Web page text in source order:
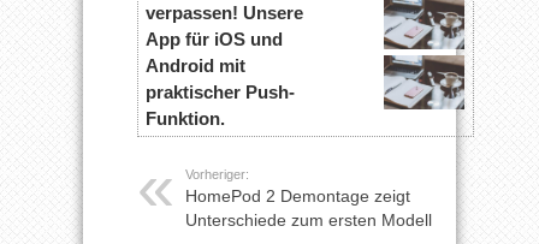
verpassen! Unsere
App für iOS und
Android mit
praktischer Push-
Funktion.
Vorheriger:
HomePod 2 Demontage zeigt
Unterschiede zum ersten Modell